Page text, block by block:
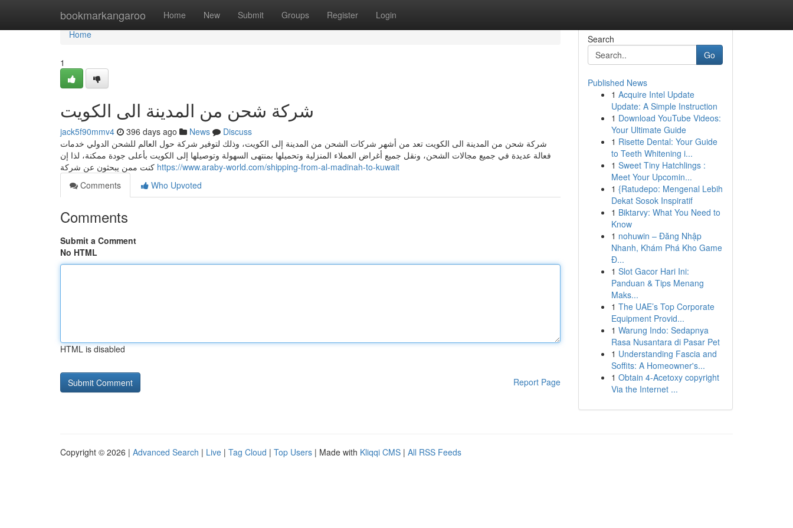
bookmarkangaroo Home New Submit Groups Register Login
Home
Home
1
شركة شحن من المدينة الى الكويت
jack5f90mmv4 396 days ago News
Discuss
شركة شحن من المدينة الى الكويت تعد من أشهر شركات الشحن من المدينة إلى الكويت، وذلك لتوفير شركة حول العالم للشحن الدولي خدمات
فعالة عديدة في جميع مجالات الشحن، ونقل جميع أغراض العملاء المنزلية وتحميلها بمنتهى السهولة وتوصيلها إلى الكويت بأعلى جودة ممكنة، لذا إن
https://www.araby-world.com/shipping-from-al-madinah-to-kuwait
Comments
Who Upvoted
Comments
Submit a Comment
No HTML
HTML is disabled
Report Page
Search
Go
Published News
1 Acquire Intel Update
Update: A Simple Instruction
1 Download YouTube Videos:
Your Ultimate Guide
1 Risette Dental: Your Guide
to Teeth Whitening i...
1 Sweet Tiny Hatchlings :
Meet Your Upcomin...
1 {Ratudepo: Mengenal Lebih
Dekat Sosok Inspiratif
1 Biktarvy: What You Need to
Know
1 nohuwin – Đăng Nhập
Nhanh, Khám Phá Kho Game
Đ...
1 Slot Gacor Hari Ini:
Panduan & Tips Menang
Maks...
1 The UAE’s Top Corporate
Equipment Provid...
1 Warung Indo: Sedapnya
Rasa Nusantara di Pasar Pet
1 Understanding Fascia and
Soffits: A Homeowner's...
1 Obtain 4-Acetoxy copyright
Via the Internet ...
Copyright © 2026 | Advanced Search | Live | Tag Cloud | Top Users | Made with Kliqqi CMS | All RSS Feeds